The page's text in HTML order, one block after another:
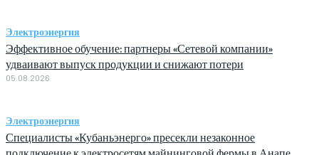
Электроэнергия
Эффективное обучение: партнеры «Сетевой компании»
удваивают выпуск продукции и снижают потери
05.08.2026
Электроэнергия
Специалисты «Кубаньэнерго» пресекли незаконное